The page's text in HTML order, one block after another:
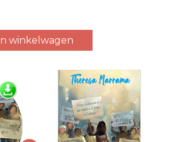
winkelwagen
producten